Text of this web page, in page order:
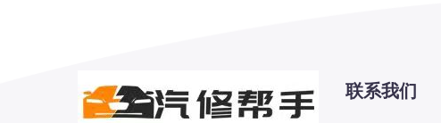
北汽幻速
北汽新能源
联系我们